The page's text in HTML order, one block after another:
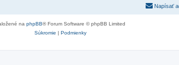
Napísať
na phpBB® Forum Software © phpBB Limited
Súkromie | Podmienky